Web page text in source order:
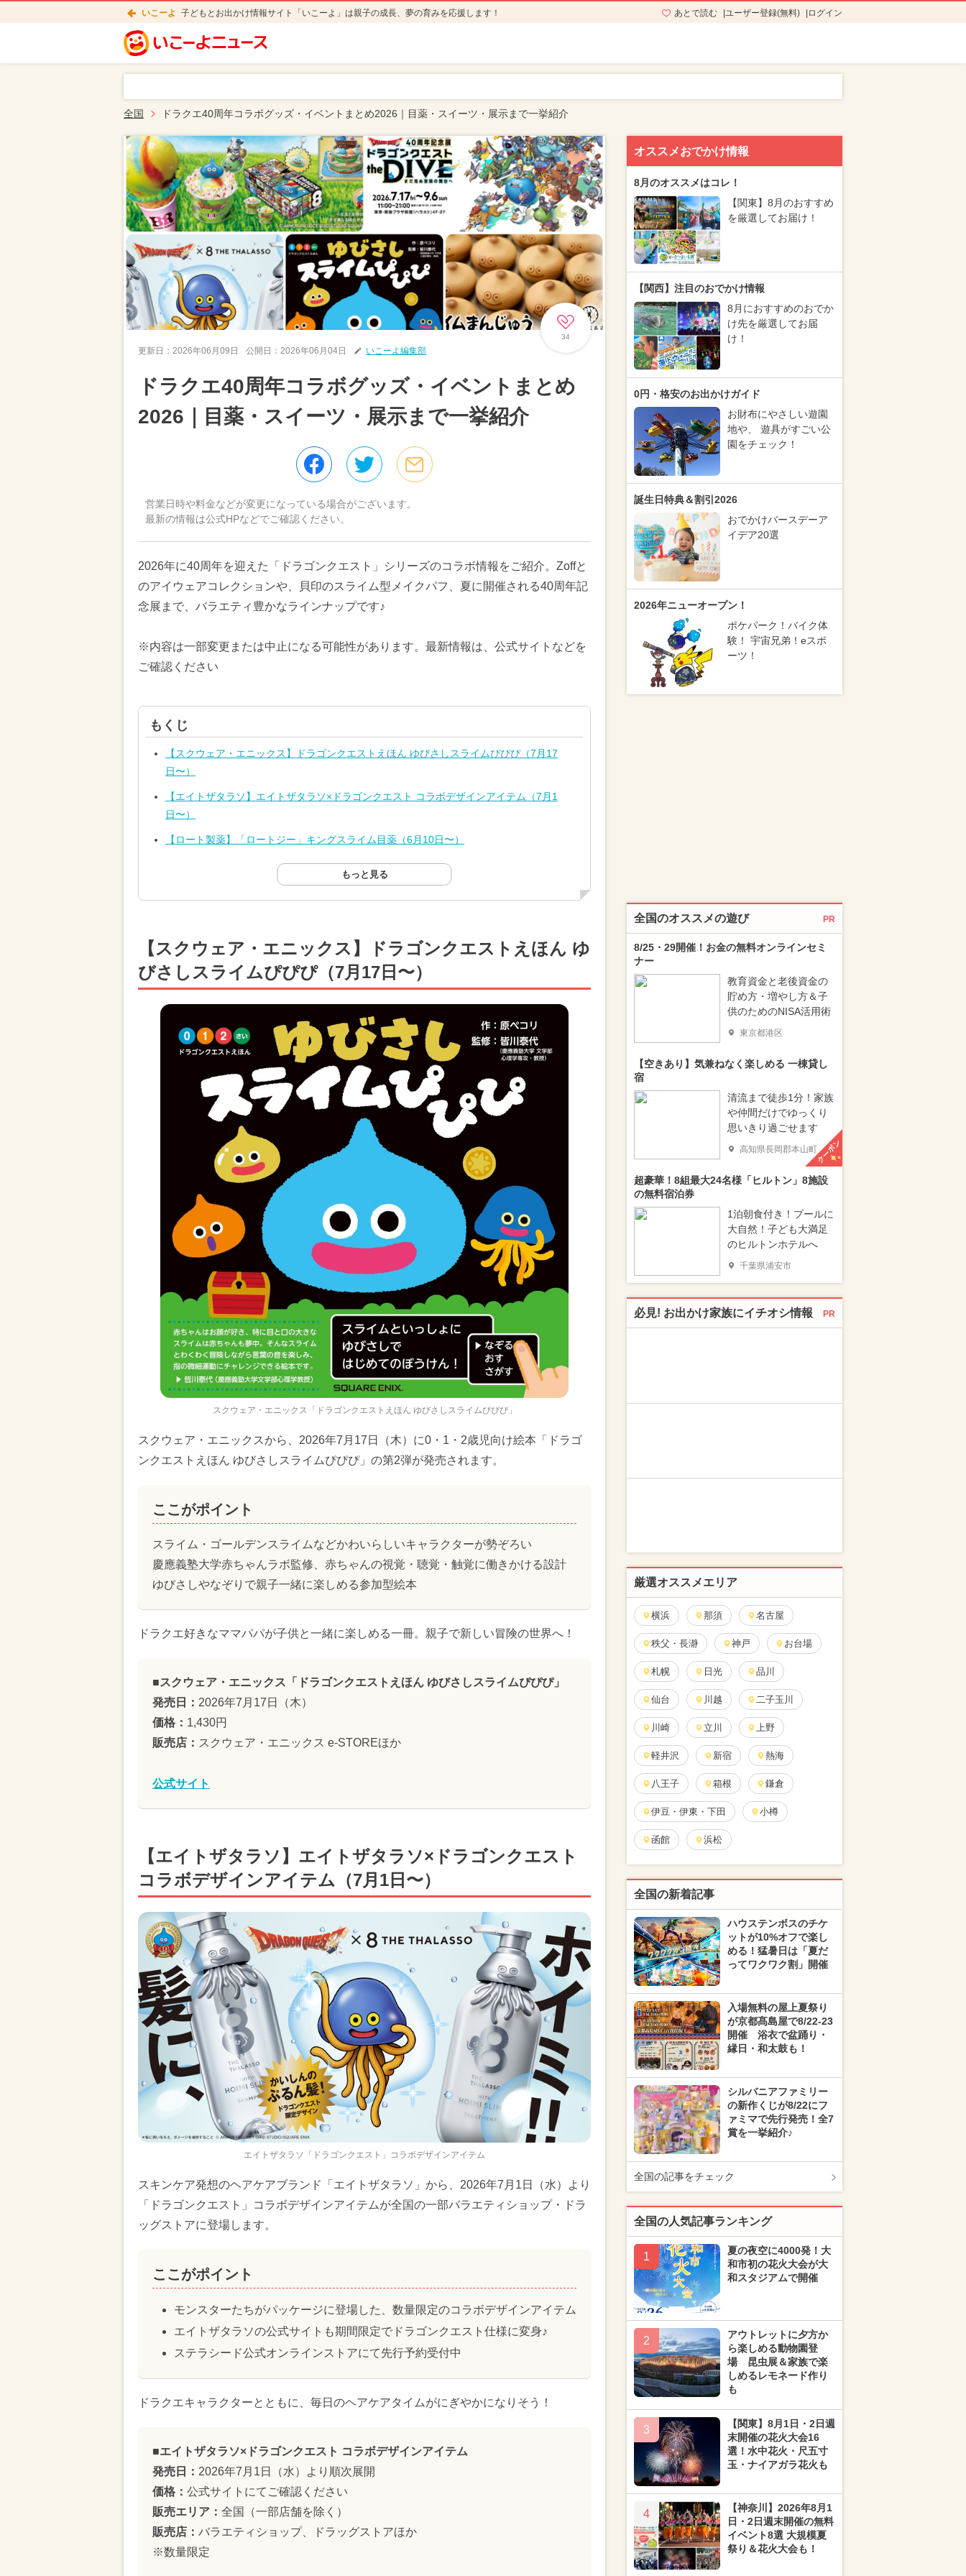
いこーよ 子どもとお出かけ情報サイト「いこーよ」は親子の成長、夢の育みを応援します！ あとで読む ユーザー登録(無料) ログイン
全国 ドラクエ40周年コラボグッズ・イベントまとめ2026｜目薬・スイーツ・展示まで一挙紹介
34
更新日： 2026年06月09日 公開日： 2026年06月04日 いこーよ編集部
ドラクエ40周年コラボグッズ・イベントまとめ
2026｜目薬・スイーツ・展示まで一挙紹介
営業日時や料金などが変更になっている場合がございます。
最新の情報は公式HPなどでご確認ください。
2026年に40周年を迎えた「ドラゴンクエスト」シリーズのコラボ情報をご紹介。Zoffと
のアイウェアコレクションや、貝印のスライム型メイクパフ、夏に開催される40周年記
念展まで、バラエティ豊かなラインナップです♪
※内容は一部変更または中止になる可能性があります。最新情報は、公式サイトなどを
ご確認ください
もくじ
【スクウェア・エニックス】ドラゴンクエストえほん ゆびさしスライムぴぴぴ（7月17
日〜）
【エイトザタラソ】エイトザタラソ×ドラゴンクエスト コラボデザインアイテム（7月1
日〜）
【ロート製薬】「ロートジー」キングスライム目薬（6月10日〜）
もっと見る
【スクウェア・エニックス】ドラゴンクエストえほん ゆ
びさしスライムぴぴぴ（7月17日〜）
スクウェア・エニックス「ドラゴンクエストえほん ゆびさしスライムぴぴぴ」
スクウェア・エニックスから、2026年7月17日（木）に0・1・2歳児向け絵本「ドラゴ
ンクエストえほん ゆびさしスライムぴぴぴ」の第2弾が発売されます。
ここがポイント
スライム・ゴールデンスライムなどかわいらしいキャラクターが勢ぞろい
慶應義塾大学赤ちゃんラボ監修、赤ちゃんの視覚・聴覚・触覚に働きかける設計
ゆびさしやなぞりで親子一緒に楽しめる参加型絵本
ドラクエ好きなママパパが子供と一緒に楽しめる一冊。親子で新しい冒険の世界へ！
■スクウェア・エニックス「ドラゴンクエストえほん ゆびさしスライムぴぴぴ」
発売日： 2026年7月17日（木）
価格： 1,430円
販売店： スクウェア・エニックス e-STOREほか
公式サイト
【エイトザタラソ】エイトザタラソ×ドラゴンクエスト
コラボデザインアイテム（7月1日〜）
エイトザタラソ「ドラゴンクエスト」コラボデザインアイテム
スキンケア発想のヘアケアブランド「エイトザタラソ」から、2026年7月1日（水）より
「ドラゴンクエスト」コラボデザインアイテムが全国の一部バラエティショップ・ドラ
ッグストアに登場します。
ここがポイント
モンスターたちがパッケージに登場した、数量限定のコラボデザインアイテム
エイトザタラソの公式サイトも期間限定でドラゴンクエスト仕様に変身♪
ステラシード公式オンラインストアにて先行予約受付中
ドラクエキャラクターとともに、毎日のヘアケアタイムがにぎやかになりそう！
■エイトザタラソ×ドラゴンクエスト コラボデザインアイテム
発売日： 2026年7月1日（水）より順次展開
価格： 公式サイトにてご確認ください
販売エリア： 全国（一部店舗を除く）
販売店： バラエティショップ、ドラッグストアほか
※数量限定
オススメおでかけ情報
8月のオススメはコレ！
【関東】8月のおすすめ
を厳選してお届け！
【関西】注目のおでかけ情報
8月におすすめのおでか
け先を厳選してお届
け！
0円・格安のお出かけガイド
お財布にやさしい遊園
地や、 遊具がすごい公
園をチェック！
誕生日特典＆割引2026
おでかけバースデーア
イデア20選
2026年ニューオープン！
ポケパーク！バイク体
験！ 宇宙兄弟！eスポ
ーツ！
全国のオススメの遊び PR
8/25・29開催！お金の無料オンラインセミ
ナー
教育資金と老後資金の
貯め方・増やし方＆子
供のためのNISA活用術
東京都港区
【空きあり】気兼ねなく楽しめる 一棟貸し
宿
清流まで徒歩1分！家族
や仲間だけでゆっくり
思いきり過ごせます
高知県長岡郡本山町クーポン
超豪華！8組最大24名様「ヒルトン」8施設
の無料宿泊券
1泊朝食付き！プールに
大自然！子ども大満足
のヒルトンホテルへ
千葉県浦安市
必見! お出かけ家族にイチオシ情報 PR
厳選オススメエリア
横浜 那須 名古屋
秩父・長瀞 神戸 お台場
札幌 日光 品川
仙台 川越 二子玉川
川崎 立川 上野
軽井沢 新宿 熱海
八王子 箱根 鎌倉
伊豆・伊東・下田 小樽
函館 浜松
全国の新着記事
ハウステンボスのチケ
ットが10%オフで楽し
める！猛暑日は「夏だ
ってワクワク割」開催
入場無料の屋上夏祭り
が京都髙島屋で8/22-23
開催 浴衣で盆踊り・
縁日・和太鼓も！
シルバニアファミリー
の新作くじが8/22にフ
ァミマで先行発売！全7
賞を一挙紹介♪
全国の記事をチェック
全国の人気記事ランキング
1
夏の夜空に4000発！大
和市初の花火大会が大
和スタジアムで開催
2
アウトレットに夕方か
ら楽しめる動物園登
場 昆虫展＆家族で楽
しめるレモネード作り
も
3
【関東】8月1日・2日週
末開催の花火大会16
選！水中花火・尺五寸
玉・ナイアガラ花火も
4
【神奈川】2026年8月1
日・2日週末開催の無料
イベント8選 大規模夏
祭り＆花火大会も！